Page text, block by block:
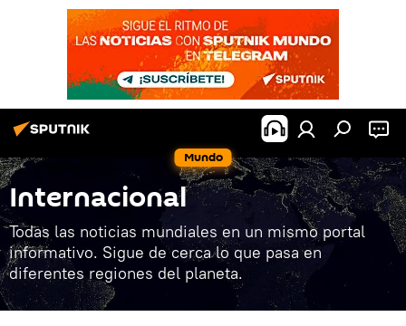
Mundo
Internacional
Todas las noticias mundiales en un mismo portal
informativo. Sigue de cerca lo que pasa en
diferentes regiones del planeta.